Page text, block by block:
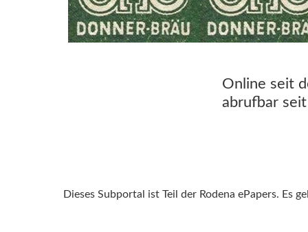
Online seit
abrufbar
Dieses Subportal ist Teil der Rodena ePapers. Es